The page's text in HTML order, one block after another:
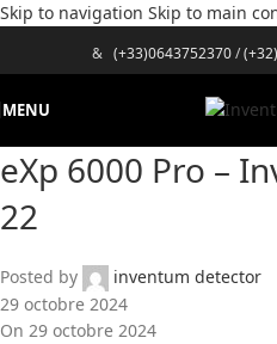
Skip to navigation Skip to main
& (+33)0643752370/
MENU
eXp 6000 Pro –
22
Posted by
inventum detector
29 octobre 2024
On 29 octobre 2024